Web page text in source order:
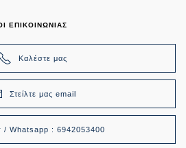
ΕΠΙΚΟΙΝΩΝΙΑΣ
Καλέστε μας
Στείλτε μας email
/ Whatsapp : 6942053400